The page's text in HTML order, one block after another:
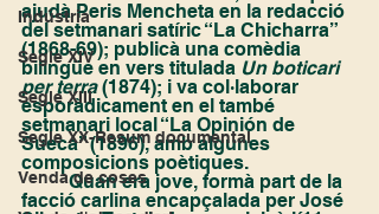
Indústria
Segle XIV
Segle XIII
Segle XX-Resum documental
Venda de coses
ajudà Peris Mencheta en la redacció
del setmanari satíric “La Chicharra”
(1868-69); publicà una comèdia
bilingüe en vers titulada Un boticari
per terra (1874); i va col·laborar
esporàdicament en el també
setmanari local “La Opinión de
Sueca” (1896), amb algunes
composicions poètiques.
	Quan era jove, formà part de la
facció carlina encapçalada per José